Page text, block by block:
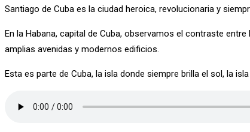
Santiago de Cuba es la ciudad heroica, revolucionaria y
En la Habana, capital de Cuba, observamos el contraste
amplias avenidas y modernos edificios.
Esta es parte de Cuba, la isla donde siempre brilla el sol, la isla